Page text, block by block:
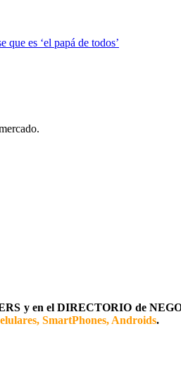
que es ‘el papá de todos’
y en el DIRECTORIO de
SmartPhones, Androids.